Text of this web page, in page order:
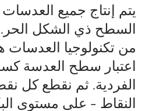
يتم إنتاج جميع العدسات
السطح ذي الشكل الحر.
من تكنولوجيا العدسات
اعتبار سطح العدسة
الفردية. ثم نقطع كل
النقاط - على مستوى